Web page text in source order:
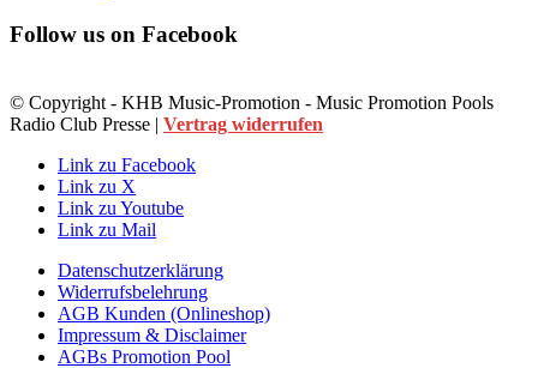
Follow us on Facebook
© Copyright - KHB Music-Promotion - Music Promotion Pools
Radio Club Presse | Vertrag widerrufen
Link zu Facebook
Link zu X
Link zu Youtube
Link zu Mail
Datenschutzerklärung
Widerrufsbelehrung
AGB Kunden (Onlineshop)
Impressum & Disclaimer
AGBs Promotion Pool